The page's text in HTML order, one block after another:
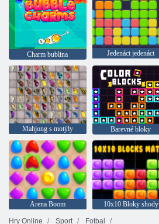
Charm bublina Jedenáct jedenáct
Mahjong s motýly Barevné bloky
Arena Boom 10x10 Bloky shody
Hry Online
Sport Fotbal